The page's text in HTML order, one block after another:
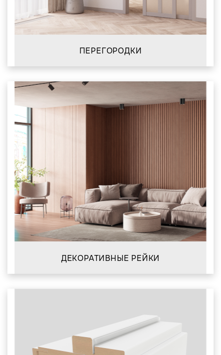
ПЕРЕГОРОДКИ
ДЕКОРАТИВНЫЕ РЕЙКИ